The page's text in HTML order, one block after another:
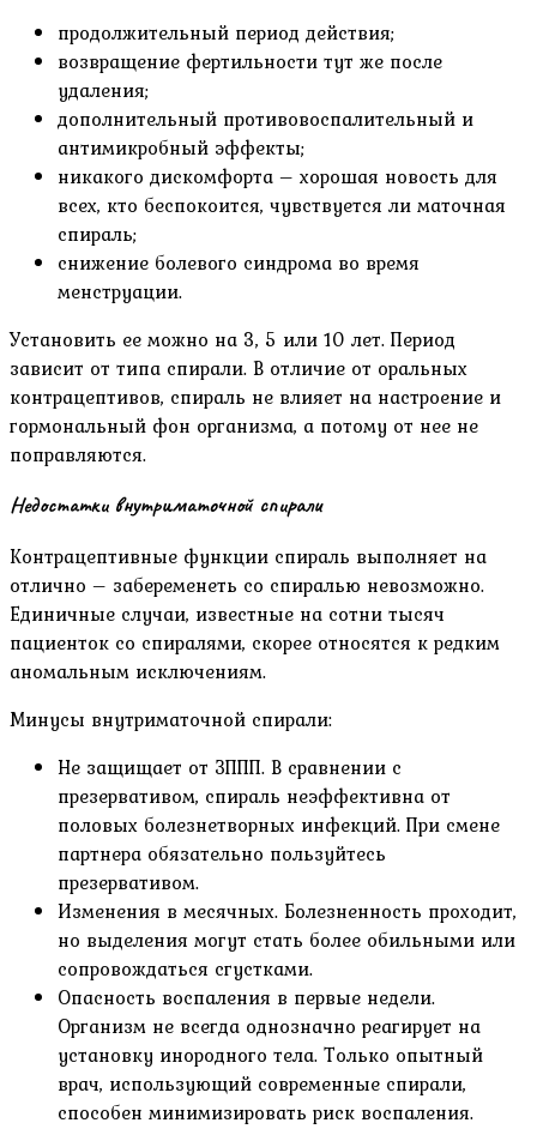
продолжительный период действия;
возвращение фертильности тут же после
удаления;
дополнительный противовоспалительный и
антимикробный эффекты;
никакого дискомфорта – хорошая новость для
всех, кто беспокоится, чувствуется ли маточная
спираль;
снижение болевого синдрома во время
менструации.
Установить ее можно на 3, 5 или 10 лет. Период
зависит от типа спирали. В отличие от оральных
контрацептивов, спираль не влияет на настроение и
гормональный фон организма, а потому от нее не
поправляются.
Недостатки внутриматочной спирали
Контрацептивные функции спираль выполняет на
отлично – забеременеть со спиралью невозможно.
Единичные случаи, известные на сотни тысяч
пациенток со спиралями, скорее относятся к редким
аномальным исключениям.
Минусы внутриматочной спирали:
Не защищает от ЗППП. В сравнении с
презервативом, спираль неэффективна от
половых болезнетворных инфекций. При смене
партнера обязательно пользуйтесь
презервативом.
Изменения в месячных. Болезненность проходит,
но выделения могут стать более обильными или
сопровождаться сгустками.
Опасность воспаления в первые недели.
Организм не всегда однозначно реагирует на
установку инородного тела. Только опытный
врач, использующий современные спирали,
способен минимизировать риск воспаления.